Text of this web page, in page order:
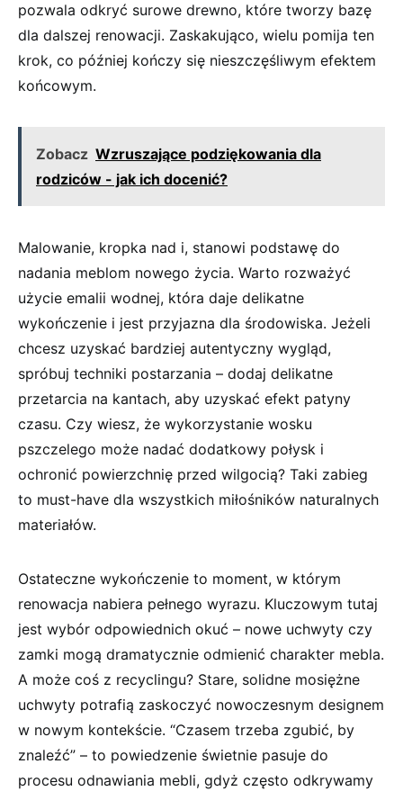
pozwala odkryć surowe drewno, które tworzy⁣ bazę
dla ⁢dalszej renowacji. Zaskakująco, wielu pomija ten
krok, co później kończy się⁢ nieszczęśliwym efektem
końcowym.
Zobacz Wzruszające podziękowania dla
rodziców - jak ich docenić?
Malowanie, kropka⁢ nad i, stanowi podstawę do
nadania meblom nowego życia. Warto‌ rozważyć
użycie emalii‌ wodnej, która daje delikatne
wykończenie i jest przyjazna ‌dla środowiska. Jeżeli
⁣chcesz ‌uzyskać bardziej autentyczny wygląd,
spróbuj⁢ techniki postarzania​ – dodaj delikatne
‍przetarcia na kantach, aby uzyskać efekt patyny
czasu. Czy wiesz, że wykorzystanie wosku
pszczelego może nadać dodatkowy połysk i
ochronić powierzchnię przed‍ wilgocią? ​Taki zabieg
to ‍must-have dla wszystkich miłośników naturalnych
materiałów.
Ostateczne wykończenie to moment, w którym
renowacja nabiera pełnego wyrazu. Kluczowym tutaj
jest wybór odpowiednich okuć ‍– nowe ⁣uchwyty czy
zamki mogą dramatycznie odmienić charakter⁤ mebla.
A może coś z⁤ recyclingu? Stare, solidne ⁤mosiężne
uchwyty potrafią zaskoczyć nowoczesnym designem
w nowym kontekście.‍ “Czasem trzeba zgubić,⁢ by
znaleźć” –⁤ to powiedzenie świetnie pasuje do
procesu odnawiania mebli, gdyż często odkrywamy